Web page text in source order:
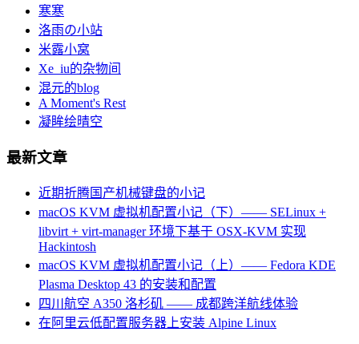
寒寒
洛雨の小站
米露小窝
Xe_iu的杂物间
混元的blog
A Moment's Rest
凝眸绘晴空
最新文章
近期折腾国产机械键盘的小记
macOS KVM 虚拟机配置小记（下）—— SELinux +
libvirt + virt-manager 环境下基于 OSX-KVM 实现
Hackintosh
macOS KVM 虚拟机配置小记（上）—— Fedora KDE
Plasma Desktop 43 的安装和配置
四川航空 A350 洛杉矶 —— 成都跨洋航线体验
在阿里云低配置服务器上安装 Alpine Linux